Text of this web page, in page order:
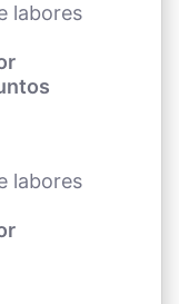
labores
labores